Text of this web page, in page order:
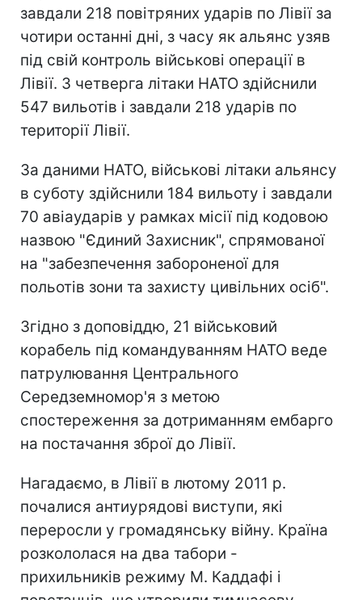
завдали 218 повітряних ударів по Лівії за
чотири останні дні, з часу як альянс узяв
під свій контроль військові операції в
Лівії. З четверга літаки НАТО здійснили
547 вильотів і завдали 218 ударів по
території Лівії.
За даними НАТО, військові літаки альянсу
в суботу здійснили 184 вильоту і завдали
70 авіаударів у рамках місії під кодовою
назвою "Єдиний Захисник", спрямованої
на "забезпечення забороненої для
польотів зони та захисту цивільних осіб".
Згідно з доповіддю, 21 військовий
корабель під командуванням НАТО веде
патрулювання Центрального
Середземномор'я з метою
спостереження за дотриманням ембарго
на постачання зброї до Лівії.
Нагадаємо, в Лівії в лютому 2011 р.
почалися антиурядові виступи, які
переросли у громадянську війну. Країна
розкололася на два табори -
прихильників режиму М. Каддафі і